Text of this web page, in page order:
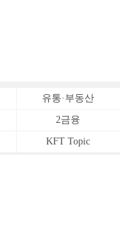
유통·부동산
2금융
KFT Topic